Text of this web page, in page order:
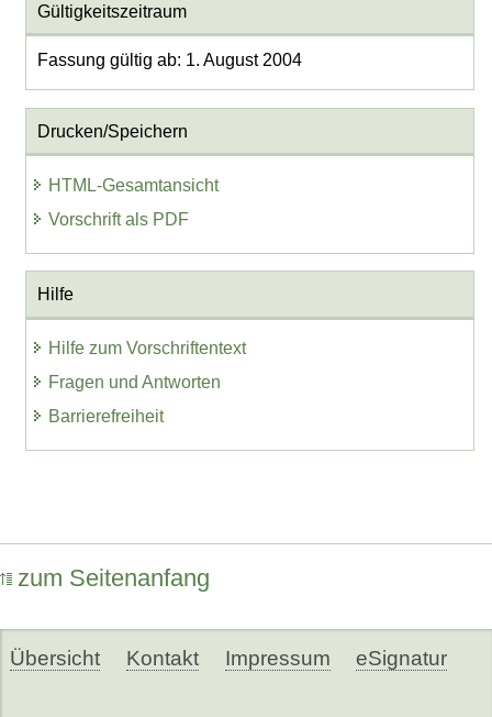
Gültigkeitszeitraum
Fassung gültig ab: 1. August 2004
Drucken/Speichern
HTML-Gesamtansicht
Vorschrift als PDF
Hilfe
Hilfe zum Vorschriftentext
Fragen und Antworten
Barrierefreiheit
zum Seitenanfang
Übersicht Kontakt Impressum eSignatur